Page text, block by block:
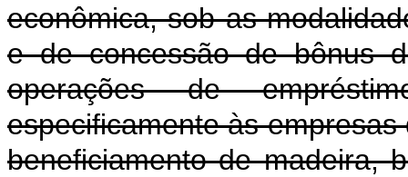
econômica, sob as
e de concessão de bônus
operações de
especificamente às
beneficiamento de madeira,